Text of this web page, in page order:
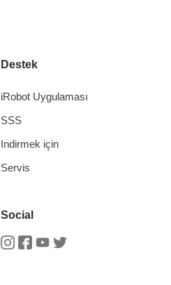
Destek
iRobot Uygulaması
SSS
Indirmek için
Servis
Social
Instagram
Facebook
Youtube